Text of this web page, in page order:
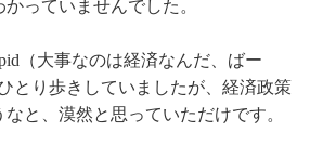
っていませんでした。
（大事なのは経済なんだ、ばー
とり歩きしていましたが、経済政策
と、漠然と思っていただけです。